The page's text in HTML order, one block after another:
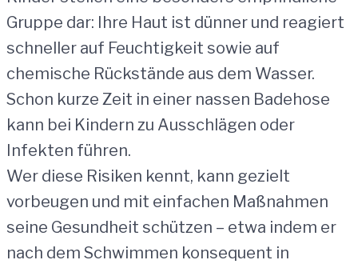
Gruppe dar: Ihre Haut ist dünner und reagiert
schneller auf Feuchtigkeit sowie auf
chemische Rückstände aus dem Wasser.
Schon kurze Zeit in einer nassen Badehose
kann bei Kindern zu Ausschlägen oder
Infekten führen.
Wer diese Risiken kennt, kann gezielt
vorbeugen und mit einfachen Maßnahmen
seine Gesundheit schützen – etwa indem er
nach dem Schwimmen konsequent in